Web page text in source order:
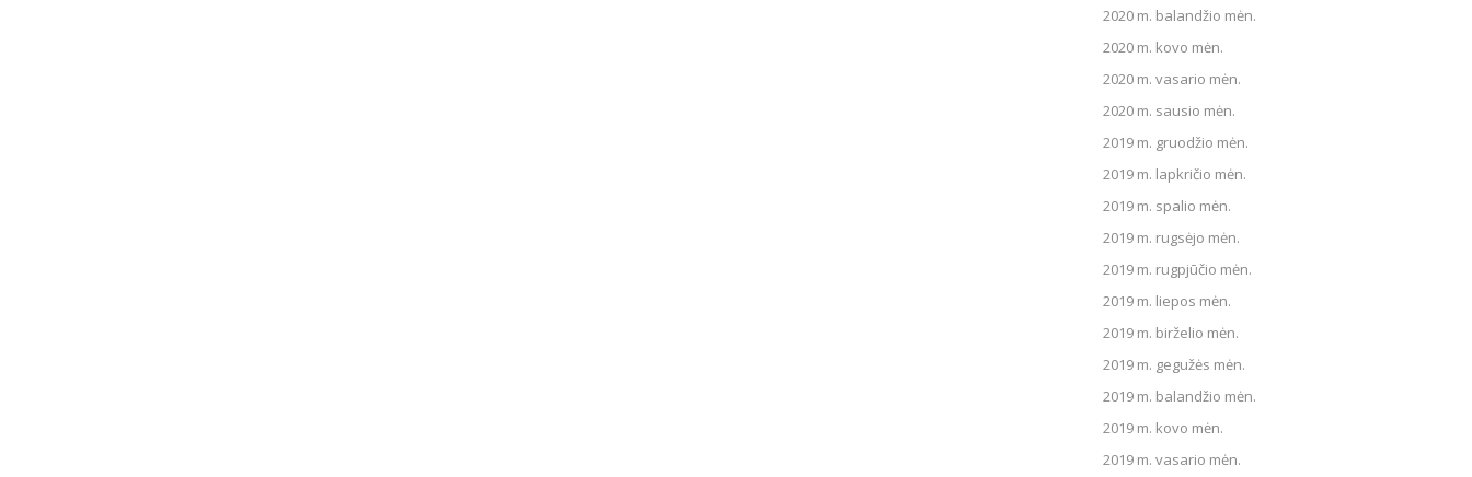
2020 m. balandžio mėn.
2020 m. kovo mėn.
2020 m. vasario mėn.
2020 m. sausio mėn.
2019 m. gruodžio mėn.
2019 m. lapkričio mėn.
2019 m. spalio mėn.
2019 m. rugsėjo mėn.
2019 m. rugpjūčio mėn.
2019 m. liepos mėn.
2019 m. birželio mėn.
2019 m. gegužės mėn.
2019 m. balandžio mėn.
2019 m. kovo mėn.
2019 m. vasario mėn.